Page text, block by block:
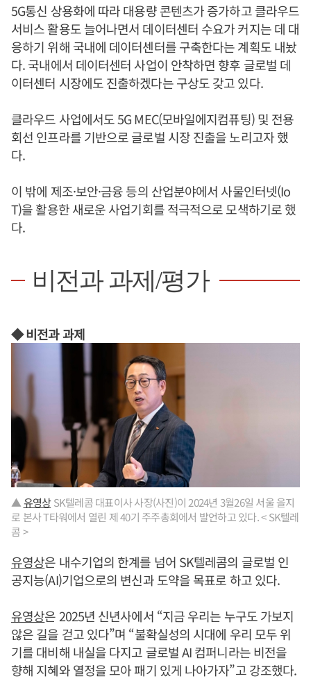
5G통신 상용화에 따라 대용량 콘텐츠가 증가하고 클라우드
서비스 활용도 늘어나면서 데이터센터 수요가 커지는 데 대
응하기 위해 국내에 데이터센터를 구축한다는 계획도 내놨
다. 국내에서 데이터센터 사업이 안착하면 향후 글로벌 데
이터센터 시장에도 진출하겠다는 구상도 갖고 있다.
클라우드 사업에서도 5G MEC(모바일에지컴퓨팅) 및 전용
회선 인프라를 기반으로 글로벌 시장 진출을 노리고자 했
다.
이 밖에 제조·보안·금융 등의 산업분야에서 사물인터넷(Io
T)을 활용한 새로운 사업기회를 적극적으로 모색하기로 했
다.
비전과 과제/평가
◆ 비전과 과제
▲유영상SK텔레콤 대표이사 사장(사진)이 2024년 3월26일 서울 을지
로 본사 T타워에서 열린 제 40기 주주총회에서 발언하고 있다. < SK텔레
콤 >
유영상은 내수기업의 한계를 넘어 SK텔레콤의 글로벌 인
공지능(AI)기업으로의 변신과 도약을 목표로 하고 있다.
유영상은 2025년 신년사에서 “지금 우리는 누구도 가보지
않은 길을 걷고 있다”며 “불확실성의 시대에 우리 모두 위
기를 대비해 내실을 다지고 글로벌 AI 컴퍼니라는 비전을
향해 지혜와 열정을 모아 패기 있게 나아가자”고 강조했다.